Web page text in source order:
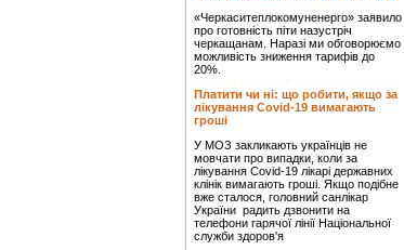
«Черкаситеплокомуненерго» заявило
про готовність піти назустріч
черкащанам. Наразі ми обговорюємо
можливість зниження тарифів до
20%.
Платити чи ні: що робити, якщо за
лікування Covid-19 вимагають
гроші
У МОЗ закликають українців не
мовчати про випадки, коли за
лікування Covid-19 лікарі державних
клінік вимагають гроші. Якщо подібне
вже сталося, головний санлікар
України радить дзвонити на
телефони гарячої лінії Національної
служби здоров'я